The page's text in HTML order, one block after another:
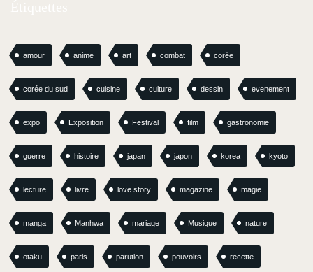
amour anime art combat corée
corée du sud cuisine culture dessin evenement
expo Exposition Festival film gastronomie
guerre histoire japan japon korea kyoto
lecture livre love story magazine magie
manga Manhwa mariage Musique nature
otaku paris parution pouvoirs recette